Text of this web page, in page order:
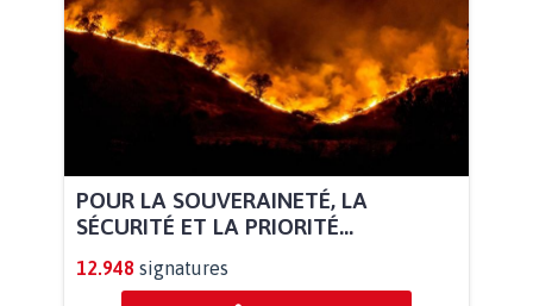
POUR LA SOUVERAINETÉ, LA
SÉCURITÉ ET LA PRIORITÉ...
12.948 signatures